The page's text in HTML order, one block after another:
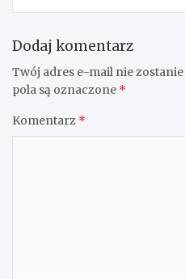
Dodaj komentarz
Twój adres e-mail nie
pola są oznaczone *
Komentarz *